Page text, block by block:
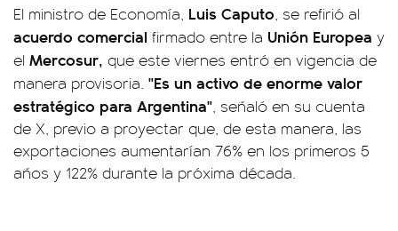
El ministro de Economía, Luis Caputo, se refirió al
acuerdo comercial firmado entre la Unión Europea y
el Mercosur, que este viernes entró en vigencia de
manera provisoria. "Es un activo de enorme valor
estratégico para Argentina", señaló en su cuenta
de X, previo a proyectar que, de esta manera, las
exportaciones aumentarían 76% en los primeros 5
años y 122% durante la próxima década.